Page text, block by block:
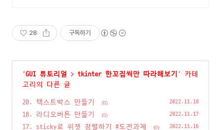
28 구독하기
'GUI 튜토리얼 > tkinter 한꼬집씩만 따라해보기 ' 카테
고리의 다른 글
20. 텍스트박스 만들기 (0) 2022.11.18
18. 라디오버튼 만들기 (0) 2022.11.17
17. sticky로 위젯 정렬하기 #도전과제 (0) 2022.11.16